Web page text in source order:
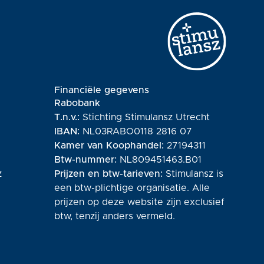
Financiële gegevens
Rabobank
T.n.v.: Stichting Stimulansz Utrecht
IBAN: NL03RABO0118 2816 07
Kamer van Koophandel: 27194311
Btw-nummer: NL809451463.B01
Prijzen en btw-tarieven: Stimulansz is
een btw-plichtige organisatie. Alle
prijzen op deze website zijn exclusief
btw, tenzij anders vermeld.